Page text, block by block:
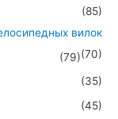
(85)
вилок
(70)
(79)
(35)
(45)